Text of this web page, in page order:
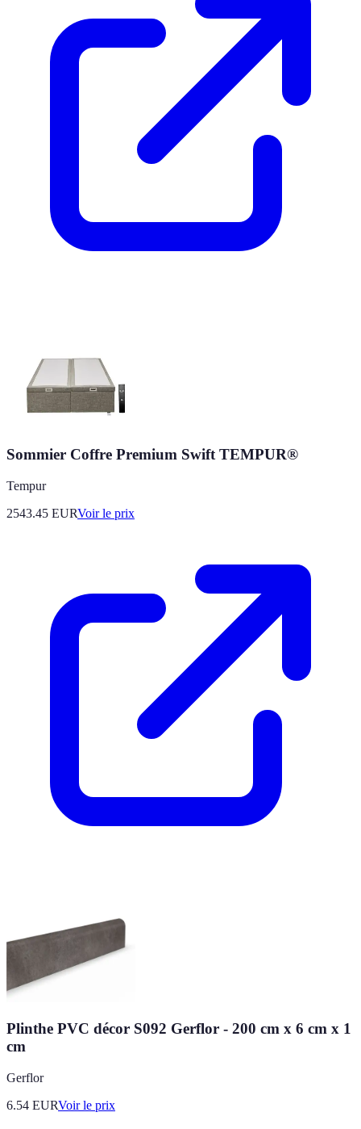
Sommier Coffre Premium Swift TEMPUR®
Tempur
2543.45 EURVoir le prix
Plinthe PVC décor S092 Gerflor - 200 cm x 6 cm x 1
cm
Gerflor
6.54 EURVoir le prix